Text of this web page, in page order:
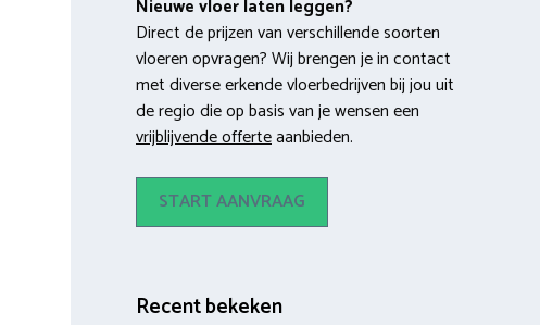
Nieuwe vloer laten leggen?
Direct de prijzen van verschillende soorten
vloeren opvragen? Wij brengen je in contact
met diverse erkende vloerbedrijven bij jou uit
de regio die op basis van je wensen een
vrijblijvende offerteaanbieden.
START AANVRAAG
Recent bekeken